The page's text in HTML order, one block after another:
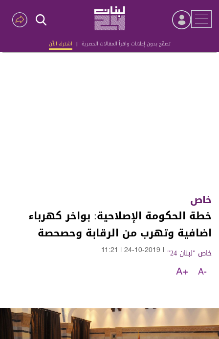
تصفّح بدون إعلانات واقرأ المقالات الحصرية | اشترك الآن
Advertisement
خاص
خطة الحكومة الإصلاحية: بواخر كهرباء
اضافية وتهرب من الرقابة وحصحصة
خاص "لبنان 24" 24-10-2019
11:21
A-
A+